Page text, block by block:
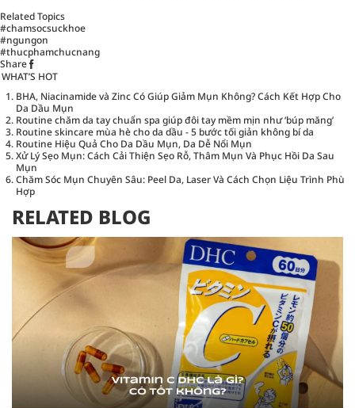
Related Topics
#chamsocsuckhoe
#ngungon
#thucphamchucnang
Share
WHAT’S HOT
BHA, Niacinamide và Zinc Có Giúp Giảm Mụn Không? Cách Kết Hợp Cho
Da Dầu Mụn
Routine chăm da tay chuẩn spa giúp đôi tay mềm mịn như ‘búp măng’
Routine skincare mùa hè cho da dầu - 5 bước tối giản không bí da
Routine Hiệu Quả Cho Da Dầu Mụn, Da Dễ Nổi Mụn
Xử Lý Sẹo Mụn: Cách Cải Thiện Sẹo Rỗ, Thâm Mụn Và Phục Hồi Da Sau
Mụn
Chăm Sóc Mụn Chuyên Sâu: Peel Da, Laser Và Cách Chọn Liệu Trình Phù
Hợp
RELATED BLOG